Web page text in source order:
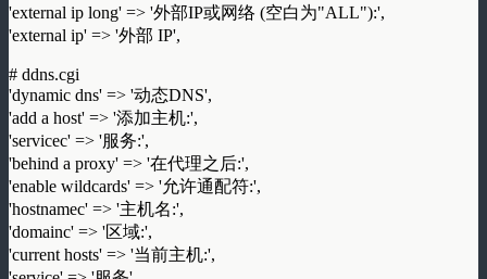
'external ip long' => '外部IP或网络 (空白为"ALL"):',
'external ip' => '外部 IP',
# ddns.cgi
'dynamic dns' => '动态DNS',
'add a host' => '添加主机:',
'servicec' => '服务:',
'behind a proxy' => '在代理之后:',
'enable wildcards' => '允许通配符:',
'hostnamec' => '主机名:',
'domainc' => '区域:',
'current hosts' => '当前主机:',